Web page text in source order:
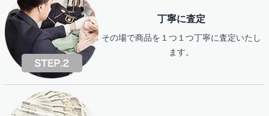
丁寧に査定
その場で商品を１つ１つ丁寧に査定いたし
ます。